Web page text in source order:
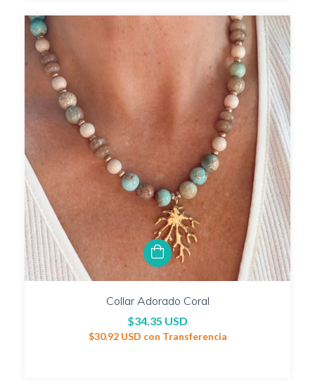
Collar Adorado Coral
$34.35 USD
$30.92 USD con Transferencia